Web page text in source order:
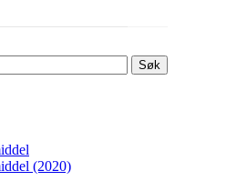
Søk
(2020)